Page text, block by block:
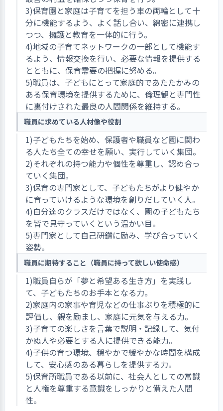
3)保育園と家庭は子育てを担う車の両輪として十
分に機能するよう、よく話し合い、綿密に連携し
つつ、擁護と教育を一体的に行う。
4)地域の子育てネットワークの一部として機能す
るよう、情報交換を行い、必要な情報を提供する
とともに、保育需要の把握に努める。
5)職員は、子どもにとって家庭的であたたかみの
ある保育環境を提供するために、倫理観と専門性
に裏付けされた最良の人間関係を維持する。
職員に求めている人材像や役割
1)子どもたちを始め、保護者や職員など園に関わ
る人たち全ての幸せを願い、実行していく集団。
2)それぞれの持つ能力や個性を尊重し、認め合っ
ていく集団。
3)保育の専門家として、子どもたちがより健やか
に育っていけるような環境を創りだしていく人。
4)自分達のクラスだけではなく、園の子どもたち
を皆で見守っていくという温かい目。
5)専門家として自己研鑽に励み、学び合っていく
姿勢。
職員に期待すること（職員に持って欲しい使命感）
1)職員自らが「夢と希望ある生き方」を実践し
て、子どもたちのお手本となる力。
2)家庭内の家事や育児などの仕事ぶりを積極的に
評価し、親を励まし、家庭に元気を与える力。
3)子育ての楽しさを言葉で説明・記録して、気付
かぬ人や必要とする人に提供できる能力。
4)子供の育つ環境、穏やかで緩やかな時間を構成
して、安心感のある暮らしを提供する力。
5)保育所職員である以前に、社会人としての常識
と人権を尊重する意識をしっかりと備えた人間
性。